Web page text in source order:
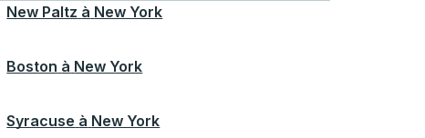
New Paltz à New York
Boston à New York
Syracuse à New York